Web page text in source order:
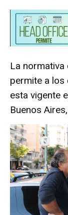
La normativa
permite a
esta vigente
Buenos